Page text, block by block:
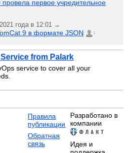
первое учредительное
года в 12:01 →
9 в формате JSON 1
from Palark
service to cover all your
Правила
публикации
Обратная
связь
Разработано в
компании
Идея и